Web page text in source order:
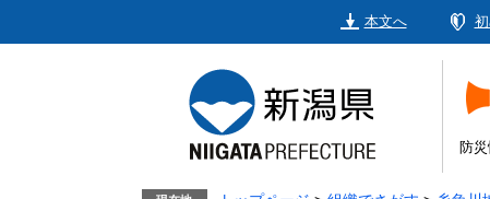
本文へ
防